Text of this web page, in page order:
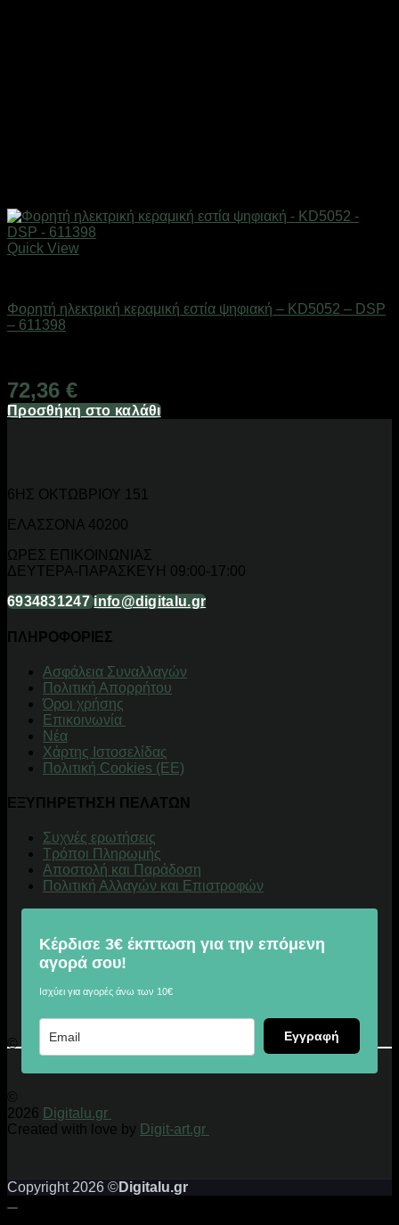
Quick View
Φορητή ηλεκτρική κεραμική εστία ψηφιακή – KD5052 – DSP
– 611398
72,36 €
Προσθήκη στο καλάθι
6ΗΣ ΟΚΤΩΒΡΙΟΥ 151
ΕΛΑΣΣΟΝΑ 40200
ΩΡΕΣ ΕΠΙΚΟΙΝΩΝΙΑΣ
ΔΕΥΤΕΡΑ-ΠΑΡΑΣΚΕΥΗ 09:00-17:00
6934831247 info@digitalu.gr
ΠΛΗΡΟΦΟΡΙΕΣ
Aσφάλεια Συναλλαγών
Πολιτική Απορρήτου
Όροι χρήσης
Επικοινωνία
Νέα
Χάρτης Ιστοσελίδας
Πολιτική Cookies (ΕΕ)
ΕΞΥΠΗΡΕΤΗΣΗ ΠΕΛΑΤΩΝ
Συχνές ερωτήσεις
Τρόποι Πληρωμής
Αποστολή και Παράδοση
Πολιτική Αλλαγών και Επιστροφών
Κέρδισε 3€ έκπτωση για την επόμενη
αγορά σου!
Ισχύει για αγορές άνω των 10€
Εγγραφή
© 2026 Digitalu.gr
©
2026 Digitalu.gr
Created with love by Digit-art.gr
Copyright 2026 ©Digitalu.gr